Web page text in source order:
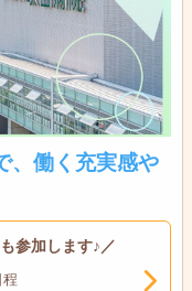
、働く充実感や
参加します♪／